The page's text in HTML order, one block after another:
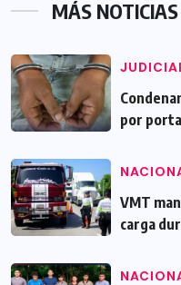
MÁS NOTICIAS
por
VMT
carga